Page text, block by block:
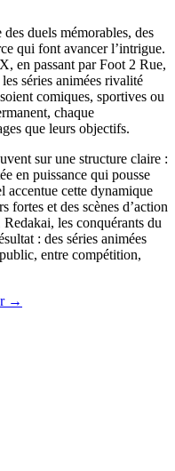
duels mémorables, des
qui font avancer l’intrigue.
en passant par Foot 2 Rue,
séries animées rivalité
comiques, sportives ou
chaque
que leurs objectifs.
sur une structure claire :
en puissance qui pousse
accentue cette dynamique
fortes et des scènes d’action
les conquérants du
: des séries animées
entre compétition,
→